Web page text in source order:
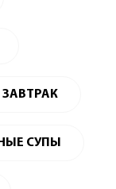
ЗАВТРАК
СУПЫ